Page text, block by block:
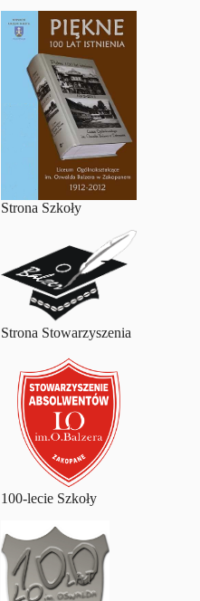
Strona Szkoły
Strona Stowarzyszenia
100-lecie Szkoły